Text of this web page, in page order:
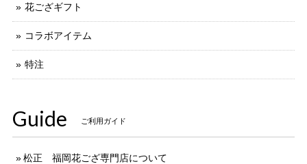
花ござギフト
コラボアイテム
特注
Guide ご利用ガイド
松正 福岡花ござ専門店について